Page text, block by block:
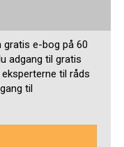
gratis e-bog på 60
adgang til gratis
til råds
til